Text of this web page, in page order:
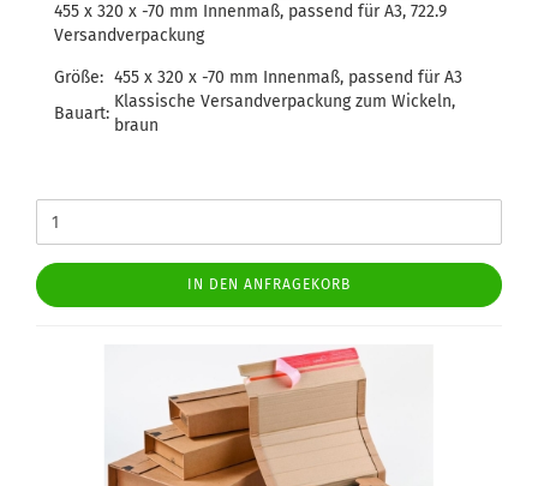
455 x 320 x -70 mm Innenmaß, passend für A3, 722.9
Versandverpackung
Größe: 455 x 320 x -70 mm Innenmaß, passend für A3
Bauart:
Klassische Versandverpackung zum Wickeln,
braun
IN DEN ANFRAGEKORB